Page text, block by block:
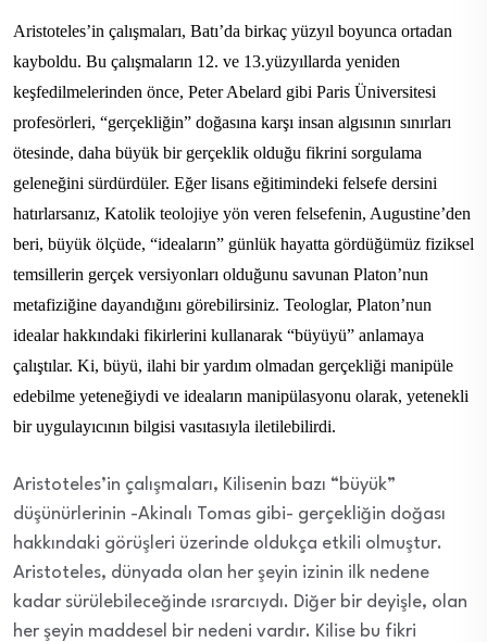
Aristoteles’in çalışmaları, Batı’da birkaç yüzyıl boyunca ortadan
kayboldu. Bu çalışmaların 12. ve 13.yüzyıllarda yeniden
keşfedilmelerinden önce, Peter Abelard gibi Paris Üniversitesi
profesörleri, “gerçekliğin” doğasına karşı insan algısının sınırları
ötesinde, daha büyük bir gerçeklik olduğu fikrini sorgulama
geleneğini sürdürdüler. Eğer lisans eğitimindeki felsefe dersini
hatırlarsanız, Katolik teolojiye yön veren felsefenin, Augustine’den
beri, büyük ölçüde, “ideaların” günlük hayatta gördüğümüz fiziksel
temsillerin gerçek versiyonları olduğunu savunan Platon’nun
metafiziğine dayandığını görebilirsiniz. Teologlar, Platon’nun
idealar hakkındaki fikirlerini kullanarak “büyüyü” anlamaya
çalıştılar. Ki, büyü, ilahi bir yardım olmadan gerçekliği manipüle
edebilme yeteneğiydi ve ideaların manipülasyonu olarak, yetenekli
bir uygulayıcının bilgisi vasıtasıyla iletilebilirdi.
Aristoteles’in çalışmaları, Kilisenin bazı “büyük”
düşünürlerinin -Akinalı Tomas gibi- gerçekliğin doğası
hakkındaki görüşleri üzerinde oldukça etkili olmuştur.
Aristoteles, dünyada olan her şeyin izinin ilk nedene
kadar sürülebileceğinde ısrarcıydı. Diğer bir deyişle, olan
her şeyin maddesel bir nedeni vardır. Kilise bu fikri